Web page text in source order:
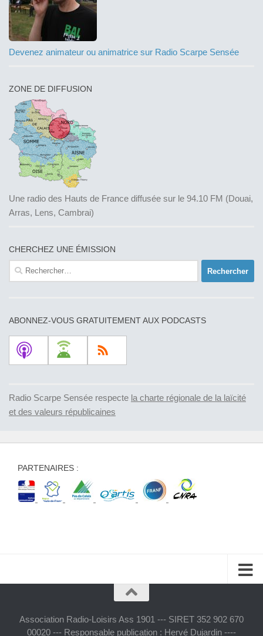
Devenez animateur ou animatrice sur Radio Scarpe Sensée
ZONE DE DIFFUSION
Une radio des Hauts de France diffusée sur le 94.10 FM (Douai,
Arras, Lens, Cambrai)
CHERCHEZ UNE ÉMISSION
Rechercher :
ABONNEZ-VOUS GRATUITEMENT AUX PODCASTS
Radio Scarpe Sensée respecte la charte régionale de la laïcité
et des valeurs républicaines
PARTENAIRES :
Association Radio-Loisirs Ass 1901 --- SIRET 352 902 670
00020 --- Responsable publication : Hervé Dujardin ----